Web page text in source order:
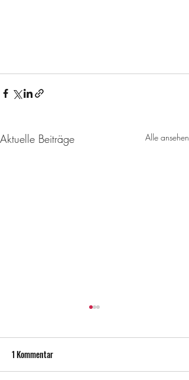
Aktuelle Beiträge Alle ansehen
1 Kommentar